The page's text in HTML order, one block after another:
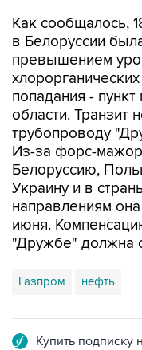
Как сообщалось,
в Белоруссии
превышением
попадания -
области. Транзит
трубопроводу
Из-за форс-
Белоруссию,
Украину и в
направлениям
июня.
"Дружбе" должна
Газпром нефть
Купить подписку